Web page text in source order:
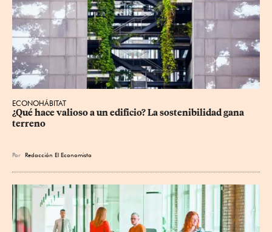
ECONOHÁBITAT
¿Qué hace valioso a un edificio? La sostenibilidad gana
terreno
Por Redacción El Economista